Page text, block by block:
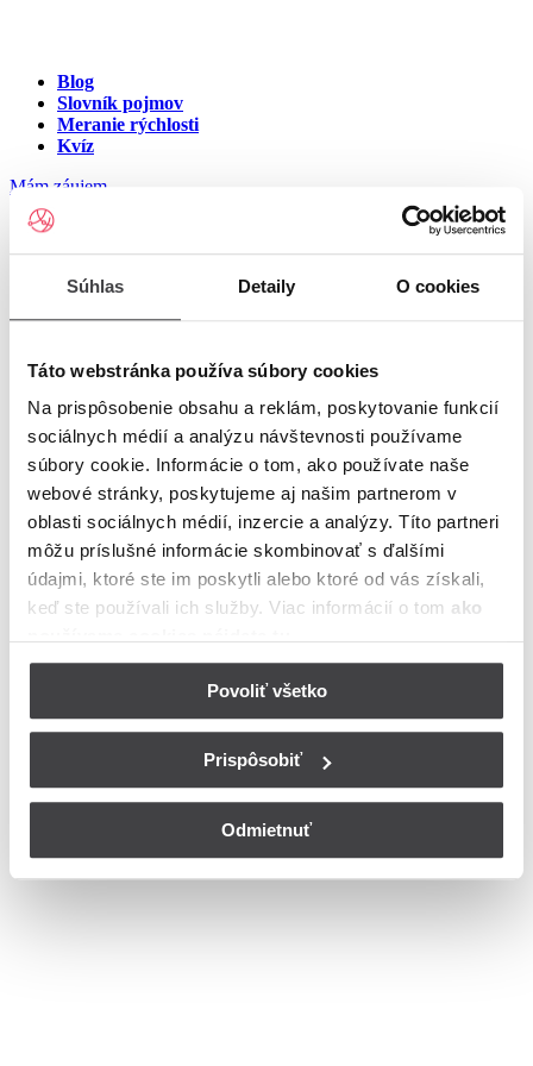
Súhlas Detaily O cookies
Táto webstránka používa súbory cookies
Na prispôsobenie obsahu a reklám, poskytovanie funkcií
sociálnych médií a analýzu návštevnosti používame
súbory cookie. Informácie o tom, ako používate naše
webové stránky, poskytujeme aj našim partnerom v
oblasti sociálnych médií, inzercie a analýzy. Títo partneri
môžu príslušné informácie skombinovať s ďalšími
údajmi, ktoré ste im poskytli alebo ktoré od vás získali,
keď ste používali ich služby. Viac informácií o tom ako
Povoliť všetko
Prispôsobiť
Odmietnuť
Blog
Slovník pojmov
Meranie rýchlosti
Kvíz
Mám záujem
Internet na ulici Fajgalská
cesta, Pezinok
Zadajte číslo vchodu pre zobrazenie ponuky internetu v meste
Zadajte číslo domu/vchodupre zobrazenie ponuky internetu v
lokalite Pezinok
Zoznam čísiel domov/vchodov na ulici Fajgalská
cesta v meste Pezinok
Bohužiaľ, nedisponujeme zoznamom dostupných čísiel vchodov na
ulici Fajgalská cesta v meste Pezinok.
© Copyright 2026 Nastavenia cookies